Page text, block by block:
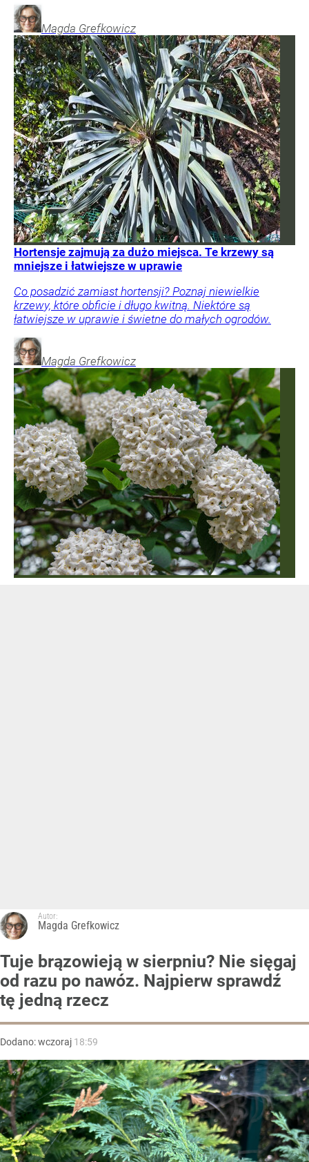
Magda Grefkowicz
Hortensje zajmują za dużo miejsca. Te krzewy są
mniejsze i łatwiejsze w uprawie
Co posadzić zamiast hortensji? Poznaj niewielkie
krzewy, które obficie i długo kwitną. Niektóre są
łatwiejsze w uprawie i świetne do małych ogrodów.
Magda Grefkowicz
Autor:
Magda Grefkowicz
Tuje brązowieją w sierpniu? Nie sięgaj
od razu po nawóz. Najpierw sprawdź
tę jedną rzecz
Dodano:wczoraj 18:59